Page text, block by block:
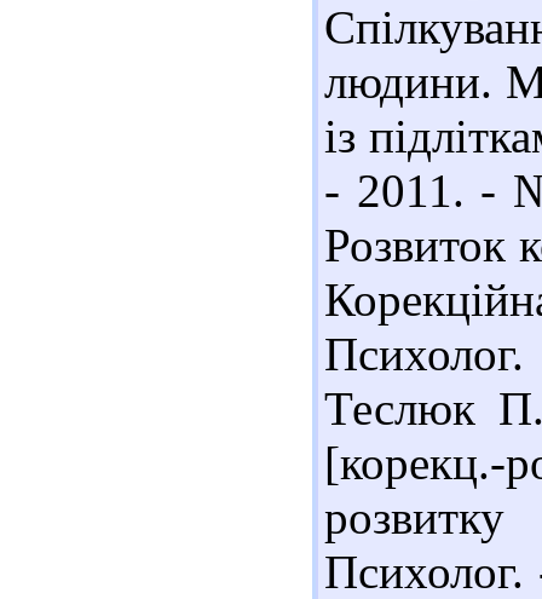
людини.
із
- 2011. -
Розвиток
Теслюк
[корекц.-